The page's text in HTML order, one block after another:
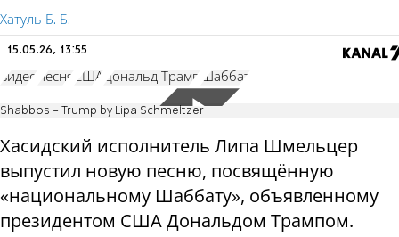
Хатуль Б. Б.
15.05.26, 13:55
видео песня США Дональд Трамп Шаббат
Shabbos - Trump by Lipa Schmeltzer
Хасидский исполнитель Липа Шмельцер
выпустил новую песню, посвящённую
«национальному Шаббату», объявленному
президентом США Дональдом Трампом.